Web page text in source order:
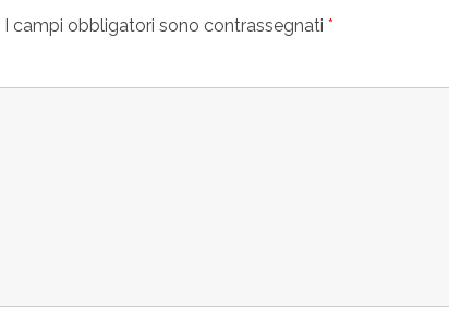
I campi obbligatori sono contrassegnati *